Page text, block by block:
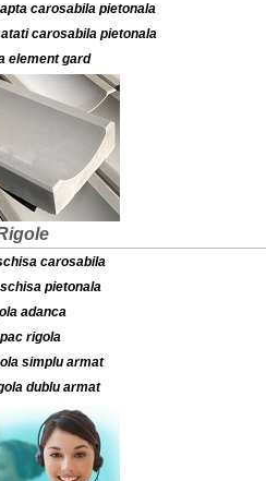
carosabila pietonala
carosabila pietonala
element gard
carosabila
pietonala
adanca
rigola
simplu armat
dublu armat